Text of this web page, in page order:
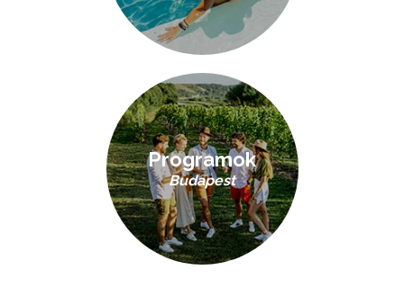
Programok
Budapest